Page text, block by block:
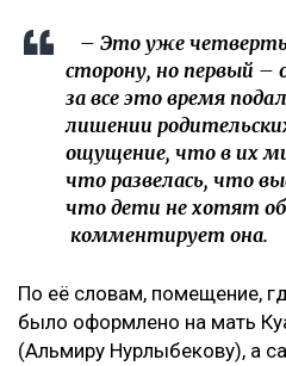
– Это уже
сторону, но первый –
за все это время
лишении
ощущение, что в их
что развелась, что
что дети не хотят
комментирует она.
По её словам, помещение,
было оформлено на мать
(Альмиру Нурлыбекову), а